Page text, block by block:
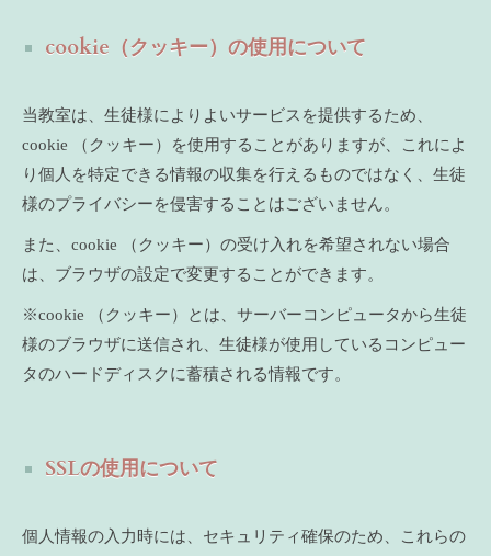
cookie（クッキー）の使用について
当教室は、生徒様によりよいサービスを提供するため、
cookie （クッキー）を使用することがありますが、これによ
り個人を特定できる情報の収集を行えるものではなく、生徒
様のプライバシーを侵害することはございません。
また、cookie （クッキー）の受け入れを希望されない場合
は、ブラウザの設定で変更することができます。
※cookie （クッキー）とは、サーバーコンピュータから生徒
様のブラウザに送信され、生徒様が使用しているコンピュー
タのハードディスクに蓄積される情報です。
SSLの使用について
個人情報の入力時には、セキュリティ確保のため、これらの